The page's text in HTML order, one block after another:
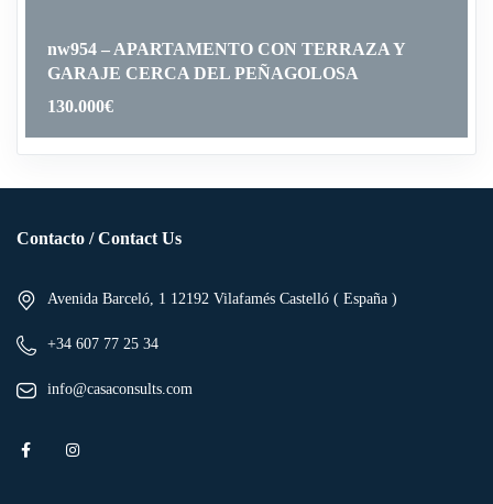
nw954 – APARTAMENTO CON TERRAZA Y
GARAJE CERCA DEL PEÑAGOLOSA
130.000€
Contacto / Contact Us
Avenida Barceló, 1 12192 Vilafamés Castelló ( España )
+34 607 77 25 34
info@casaconsults.com